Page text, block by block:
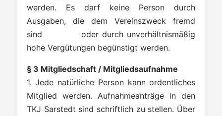
werden. Es darf keine Person durch
Ausgaben, die dem Vereinszweck fremd
sind oder durch unverhältnismäßig
hohe Vergütungen begünstigt werden.
§ 3 Mitgliedschaft / Mitgliedsaufnahme
1. Jede natürliche Person kann ordentliches
Mitglied werden. Aufnahmeanträge in den
TKJ Sarstedt sind schriftlich zu stellen. Über